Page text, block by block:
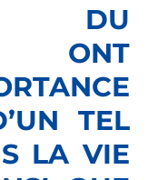
DU
ONT
TEL
LA VIE